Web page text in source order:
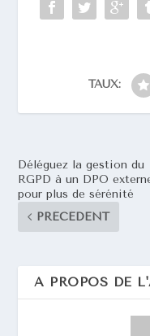
TAUX:
Déléguez la gestion du
RGPD à un DPO
pour plus de sérénité
PRÉCÉDENT
A PROPOS DE